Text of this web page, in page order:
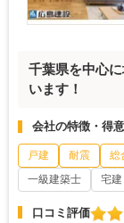
千葉県を中心
います！
会社の特徴・得
戸建 耐震 総
一級建築士
宅建
口コミ評価